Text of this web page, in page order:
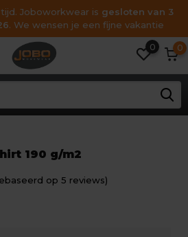
Joboworkwear is gesloten van 3
. We wensen je een fijne vakantie
0 0
190 g/m2
op 5 reviews)